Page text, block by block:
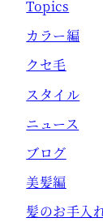
Topics
カラー編
クセ毛
スタイル
ニュース
ブログ
美髪編
髪のお手入